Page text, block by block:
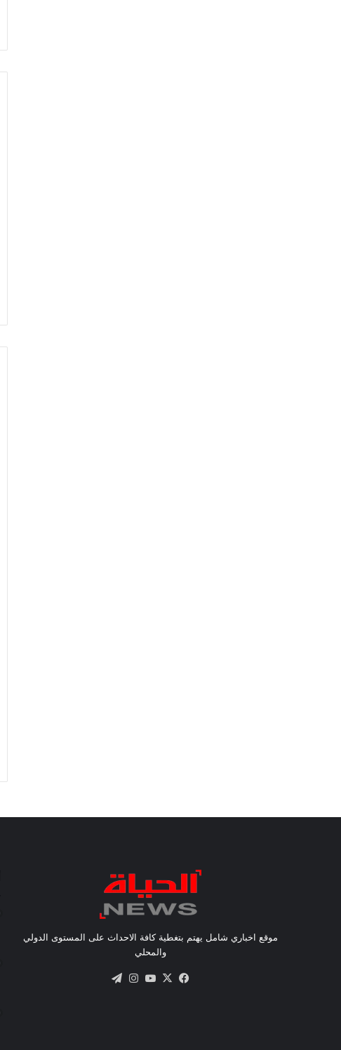
موقع اخباري شامل يهتم بتغطية كافة الاحداث على المستوى الدولي
والمحلي
فيسبوك
X يوتيوبانستقرام